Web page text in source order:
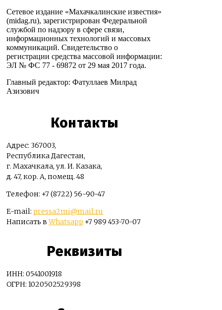
Сетевое издание «Махачкалинские известия»
(midag.ru), зарегистрирован Федеральной
службой по надзору в сфере связи,
информационных технологий и массовых
коммуникаций. Свидетельство о
регистрации средства массовой информации:
ЭЛ № ФС 77 - 69872 от 29 мая 2017 года.
Главный редактор: Фатуллаев Милрад
Азизович
Контакты
Адрес: 367003,
Республика Дагестан,
г. Махачкала, ул. И. Казака,
д. 47, кор. А, помещ. 48
Телефон: +7 (8722) 56-90-47
E-mail: pressa2mi@mail.ru
Написать вWhatsapp +7 989 453-70-07
Реквизиты
ИНН: 0541001918
ОГРН: 1020502529398